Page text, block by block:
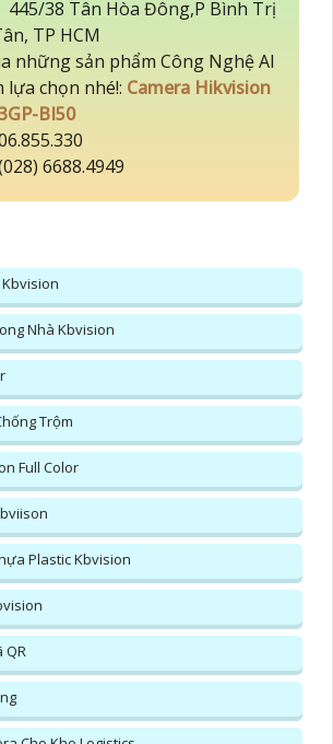
445/38 Tân Hòa Đông,P Bình Trị
TP HCM
những sản phẩm Công Nghệ AI
lựa chọn nhé!: Camera Hikvision
BI50
6688.4949
Nhà Kbvision
Trộm
Full Color
Plastic Kbvision
QR